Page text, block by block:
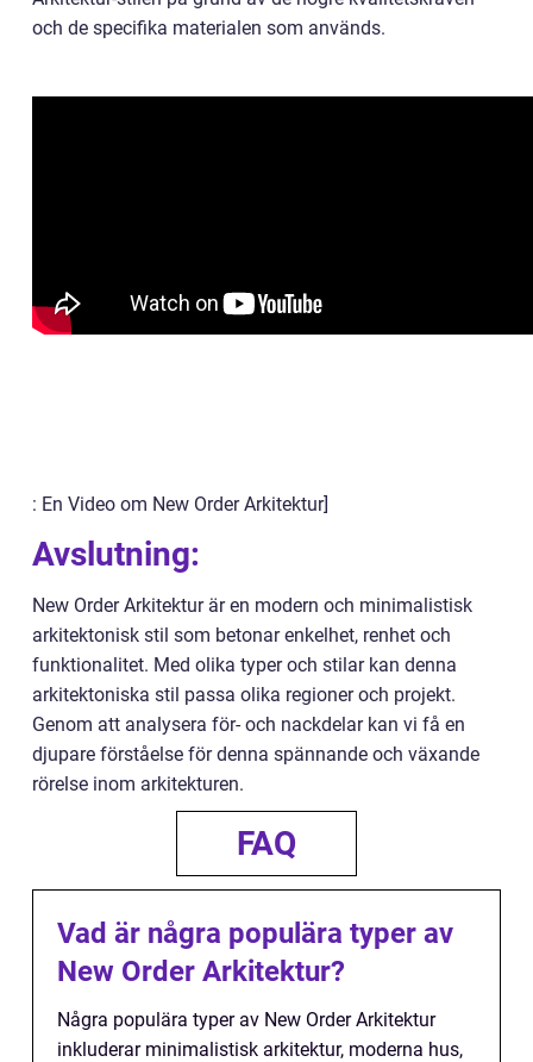
och de specifika materialen som används.
: En Video om New Order Arkitektur]
Avslutning:
New Order Arkitektur är en modern och minimalistisk
arkitektonisk stil som betonar enkelhet, renhet och
funktionalitet. Med olika typer och stilar kan denna
arkitektoniska stil passa olika regioner och projekt.
Genom att analysera för- och nackdelar kan vi få en
djupare förståelse för denna spännande och växande
rörelse inom arkitekturen.
FAQ
Vad är några populära typer av
New Order Arkitektur?
Några populära typer av New Order Arkitektur
inkluderar minimalistisk arkitektur, moderna hus,